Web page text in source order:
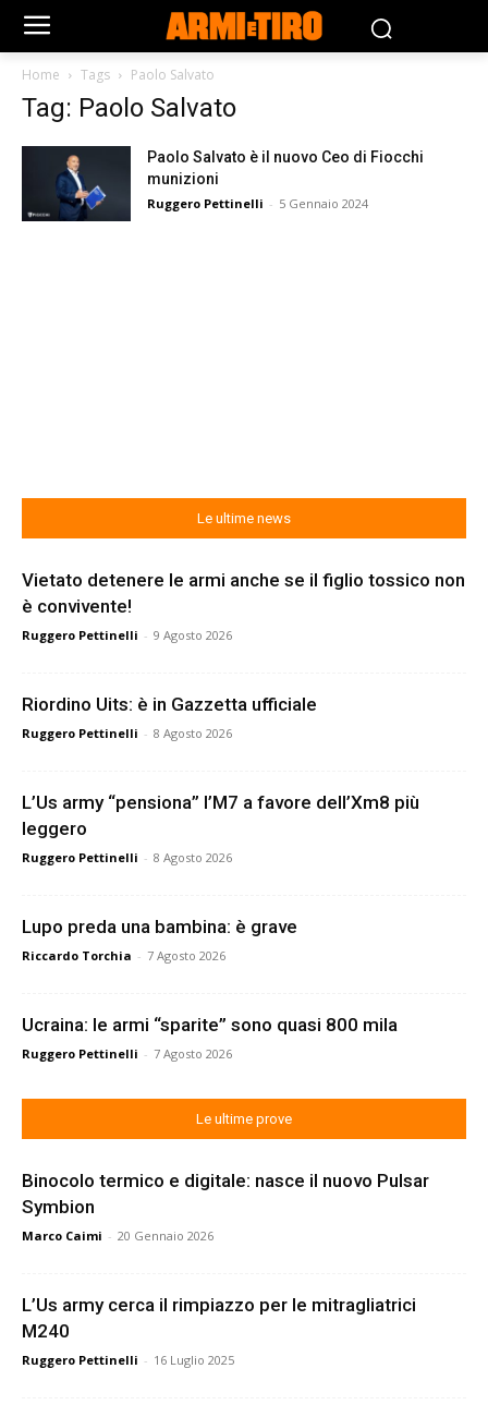
Home Tags Paolo Salvato
Tag: Paolo Salvato
Paolo Salvato è il nuovo Ceo di Fiocchi
munizioni
Ruggero Pettinelli - 5 Gennaio 2024
Le ultime news
Vietato detenere le armi anche se il figlio tossico non
è convivente!
Ruggero Pettinelli - 9 Agosto 2026
Riordino Uits: è in Gazzetta ufficiale
Ruggero Pettinelli - 8 Agosto 2026
L’Us army “pensiona” l’M7 a favore dell’Xm8 più
leggero
Ruggero Pettinelli - 8 Agosto 2026
Lupo preda una bambina: è grave
Riccardo Torchia - 7 Agosto 2026
Ucraina: le armi “sparite” sono quasi 800 mila
Ruggero Pettinelli - 7 Agosto 2026
Le ultime prove
Binocolo termico e digitale: nasce il nuovo Pulsar
Symbion
Marco Caimi - 20 Gennaio 2026
L’Us army cerca il rimpiazzo per le mitragliatrici
M240
Ruggero Pettinelli - 16 Luglio 2025